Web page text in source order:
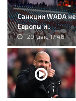
Санкции WADA
Европы и..
20-дек, 17:48